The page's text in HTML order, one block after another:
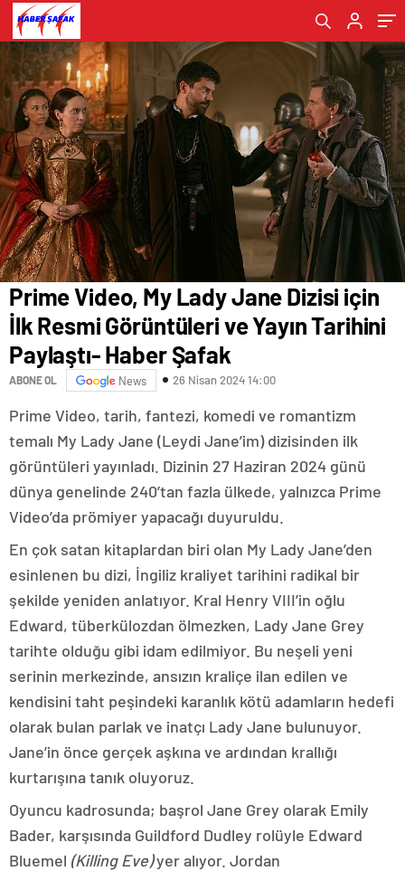
Haber Şafak
Prime Video, My Lady Jane Dizisi için
İlk Resmi Görüntüleri ve Yayın Tarihini
Paylaştı- Haber Şafak
ABONE OL News 26 Nisan 2024 14:00
Prime Video, tarih, fantezi, komedi ve romantizm
temalı My Lady Jane (Leydi Jane’im) dizisinden ilk
görüntüleri yayınladı. Dizinin 27 Haziran 2024 günü
dünya genelinde 240’tan fazla ülkede, yalnızca Prime
Video’da prömiyer yapacağı duyuruldu.
En çok satan kitaplardan biri olan My Lady Jane’den
esinlenen bu dizi, İngiliz kraliyet tarihini radikal bir
şekilde yeniden anlatıyor. Kral Henry VIII’in oğlu
Edward, tüberkülozdan ölmezken, Lady Jane Grey
tarihte olduğu gibi idam edilmiyor. Bu neşeli yeni
serinin merkezinde, ansızın kraliçe ilan edilen ve
kendisini taht peşindeki karanlık kötü adamların hedefi
olarak bulan parlak ve inatçı Lady Jane bulunuyor.
Jane’in önce gerçek aşkına ve ardından krallığı
kurtarışına tanık oluyoruz.
Oyuncu kadrosunda; başrol Jane Grey olarak Emily
Bader, karşısında Guildford Dudley rolüyle Edward
Bluemel (Killing Eve)yer alıyor. Jordan
Havalimanı'nda- Haber Şafak
Kervansaray'da “Unutulan Kitap” adlı müzikal
çocuk oyunu sahnelenecek- Haber Şafak
Resmediliyor- Haber Şafak